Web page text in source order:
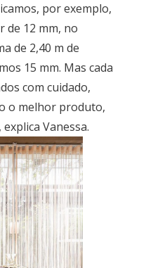
por exemplo,
de 12 mm, no
de 2,40 m de
15 mm. Mas cada
com cuidado,
o melhor produto,
Vanessa.